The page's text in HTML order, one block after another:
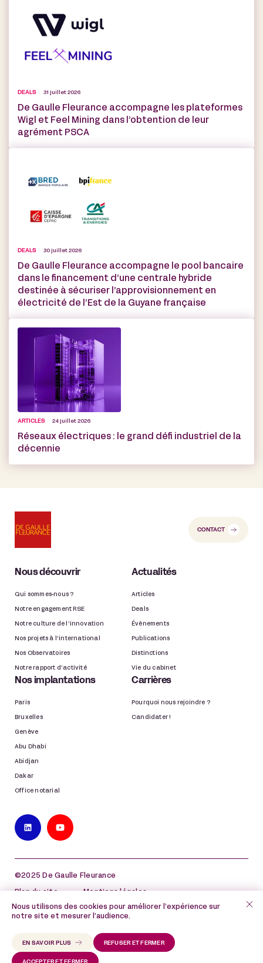
DEALS 31 juillet 2026
De Gaulle Fleurance accompagne les plateformes
Wigl et Feel Mining dans l’obtention de leur
agrément PSCA
DEALS 30 juillet 2026
De Gaulle Fleurance accompagne le pool bancaire
dans le financement d’une centrale hybride
destinée à sécuriser l’approvisionnement en
électricité de l’Est de la Guyane française
ARTICLES 24 juillet 2026
Réseaux électriques : le grand défi industriel de la
décennie
CONTACT
Nous découvrir
Qui sommes-nous ?
Notre engagement RSE
Notre culture de l’innovation
Nos projets à l’international
Nos Observatoires
Notre rapport d’activité
Actualités
Articles
Deals
Évènements
Publications
Distinctions
Vie du cabinet
Nos implantations
Paris
Bruxelles
Genève
Abu Dhabi
Abidjan
Dakar
Office notarial
Carrières
Pourquoi nous rejoindre ?
Candidater !
©2025 De Gaulle Fleurance
Plan du site Mentions légales
Politique de protection des données à caractère
personnel
Nous utilisons des cookies pour améliorer l’expérience sur
notre site et mesurer l’audience.
REFUSER ET FERMER
EN SAVOIR PLUS